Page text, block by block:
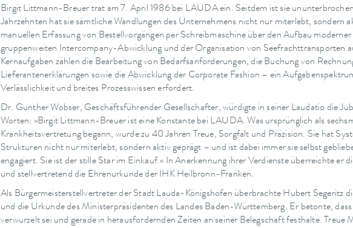
Birgit Littmann-Breuer trat am 7. April 1986 bei LAUDA ein. Seitdem ist sie
Jahrzehnten hat sie sämtliche Wandlungen des Unternehmens nicht nur miterlebt, sondern
manuellen Erfassung von Bestellvorgängen per Schreibmaschine über den Aufbau
gruppenweiten Intercompany-Abwicklung und der Organisation von Seefrachttransporten
Kernaufgaben zählen die Bearbeitung von Bedarfsanforderungen, die Buchung von
Lieferantenerklärungen sowie die Abwicklung der Corporate Fashion – ein
Verlässlichkeit und breites Prozesswissen erfordert.
Dr. Gunther Wobser, Geschäftsführender Gesellschafter, würdigte in seiner Laudatio die
Worten: »Birgit Littmann-Breuer ist eine Konstante bei LAUDA. Was ursprünglich als
Krankheitsvertretung begann, wurde zu 40 Jahren Treue, Sorgfalt und Präzision. Sie hat
Strukturen nicht nur miterlebt, sondern aktiv geprägt – und ist dabei immer sie selbst
engagiert. Sie ist der stille Star im Einkauf.« In Anerkennung ihrer Verdienste überreichte er
und stellvertretend die Ehrenurkunde der IHK Heilbronn-Franken.
Als Bürgermeisterstellvertreter der Stadt Lauda-Königshofen überbrachte Hubert Segeritz
und die Urkunde des Ministerpräsidenten des Landes Baden-Württemberg. Er betonte,
verwurzelt sei und gerade in herausfordernden Zeiten an seiner Belegschaft festhalte. Treue